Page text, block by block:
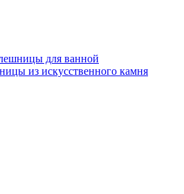
для ванной
из искусственного камня